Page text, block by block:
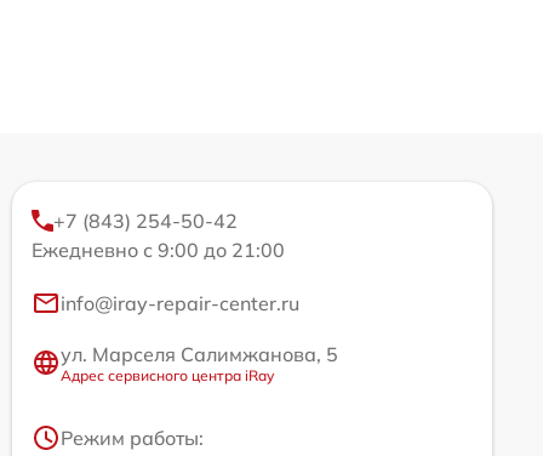
+7 (843) 254-50-42
Ежедневно с 9:00 до 21:00
info@iray-repair-center.ru
ул. Марселя Салимжанова, 5
Адрес сервисного центра iRay
Режим работы: